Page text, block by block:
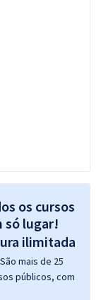
os cursos
só lugar!
mais de 25
públicos, com